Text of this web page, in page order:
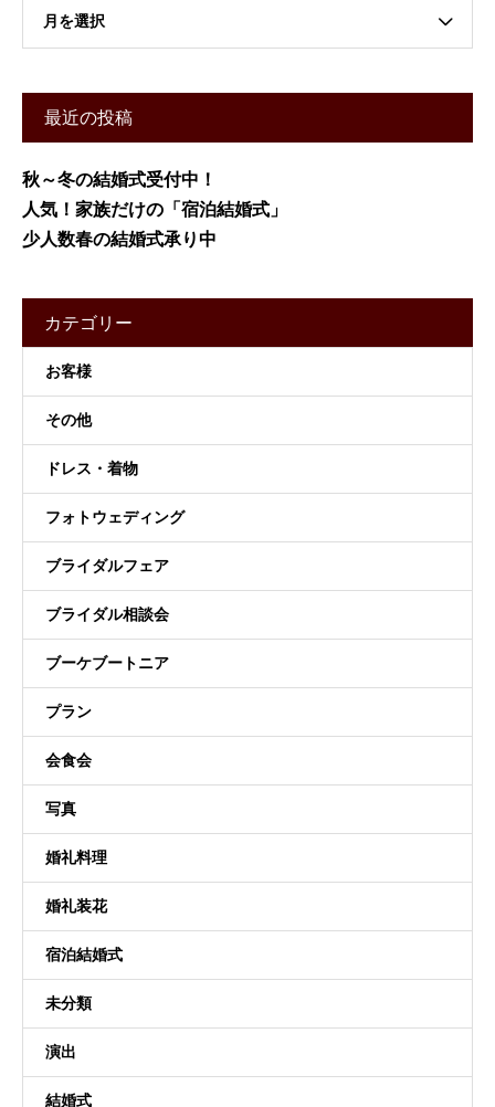
月を選択
最近の投稿
秋～冬の結婚式受付中！
人気！家族だけの「宿泊結婚式」
少人数春の結婚式承り中
カテゴリー
お客様
その他
ドレス・着物
フォトウェディング
ブライダルフェア
ブライダル相談会
ブーケブートニア
プラン
会食会
写真
婚礼料理
婚礼装花
宿泊結婚式
未分類
演出
結婚式